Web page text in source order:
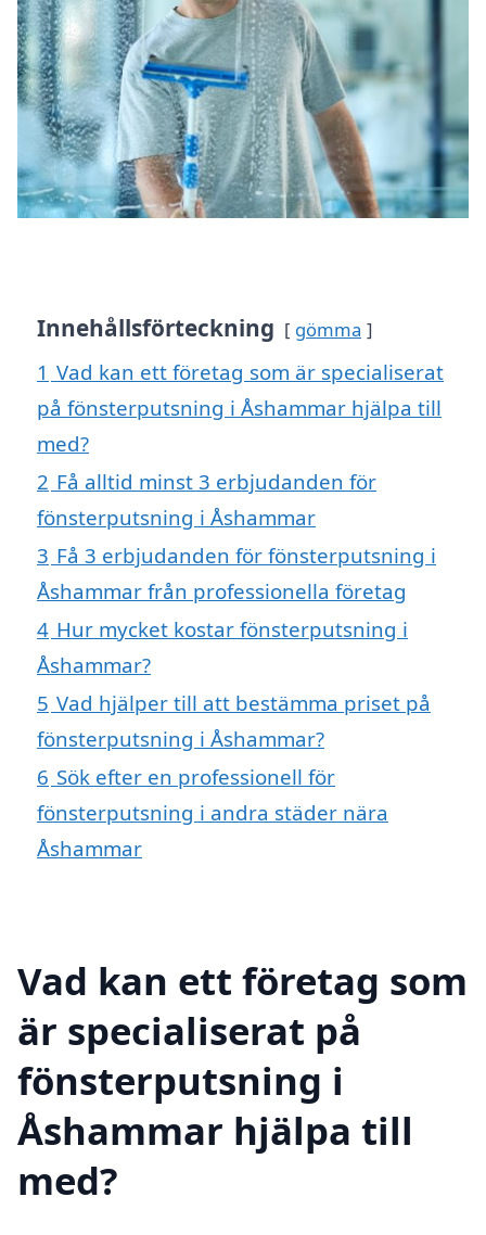
Innehållsförteckning gömma
1 Vad kan ett företag som är specialiserat
på fönsterputsning i Åshammar hjälpa till
med?
2 Få alltid minst 3 erbjudanden för
fönsterputsning i Åshammar
3 Få 3 erbjudanden för fönsterputsning i
Åshammar från professionella företag
4 Hur mycket kostar fönsterputsning i
Åshammar?
5 Vad hjälper till att bestämma priset på
fönsterputsning i Åshammar?
6 Sök efter en professionell för
fönsterputsning i andra städer nära
Åshammar
Vad kan ett företag som
är specialiserat på
fönsterputsning i
Åshammar hjälpa till
med?